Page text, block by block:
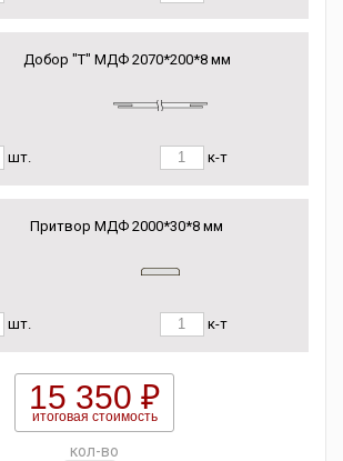
Добор "Т" МДФ 2070*200*8 мм
шт. к-т
Притвор МДФ 2000*30*8 мм
шт. к-т
15 350 ₽
итоговая стоимость
кол-во